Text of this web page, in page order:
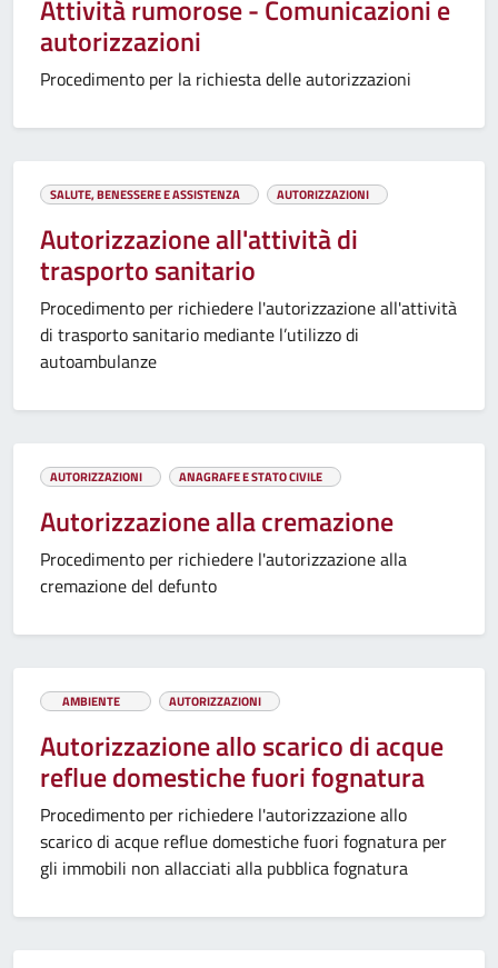
Attività rumorose - Comunicazioni e
autorizzazioni
Procedimento per la richiesta delle autorizzazioni
SALUTE, BENESSERE E ASSISTENZA AUTORIZZAZIONI
Autorizzazione all'attività di
trasporto sanitario
Procedimento per richiedere l'autorizzazione all'attività
di trasporto sanitario mediante l’utilizzo di
autoambulanze
AUTORIZZAZIONI ANAGRAFE E STATO CIVILE
Autorizzazione alla cremazione
Procedimento per richiedere l'autorizzazione alla
cremazione del defunto
AMBIENTE AUTORIZZAZIONI
Autorizzazione allo scarico di acque
reflue domestiche fuori fognatura
Procedimento per richiedere l'autorizzazione allo
scarico di acque reflue domestiche fuori fognatura per
gli immobili non allacciati alla pubblica fognatura